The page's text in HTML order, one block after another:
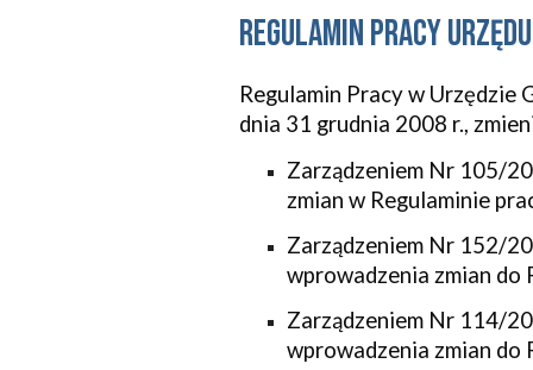
regulamin pracy urzędu
Regulamin Pracy w
dnia 31 grudnia 2008 r.,
Zarządzeniem Nr 105/
zmian w Regulaminie
Zarządzeniem Nr 152/
wprowadzenia zmian do
Zarządzeniem Nr 114/
wprowadzenia zmian do